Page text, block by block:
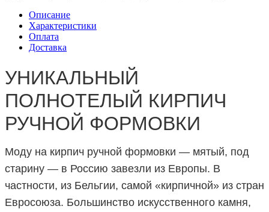
Описание
Характеристики
Оплата
Доставка
УНИКАЛЬНЫЙ
ПОЛНОТЕЛЫЙ КИРПИЧ
РУЧНОЙ ФОРМОВКИ
Моду на кирпич ручной формовки — мятый, под
старину — в Россию завезли из Европы. В
частности, из Бельгии, самой «кирпичной» из стран
Евросоюза. Большинство искусственного камня,